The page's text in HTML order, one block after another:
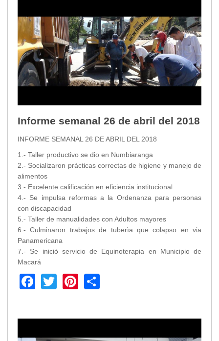
Informe semanal 26 de abril del 2018
INFORME SEMANAL 26 DE ABRIL DEL 2018
1.- Taller productivo se dio en Numbiaranga
2.- Socializaron prácticas correctas de higiene y manejo de
alimentos
3.- Excelente calificación en eficiencia institucional
4.- Se impulsa reformas a la Ordenanza para personas
con discapacidad
5.- Taller de manualidades con Adultos mayores
6.- Culminaron trabajos de tuberìa que colapso en via
Panamericana
7.- Se inició servicio de Equinoterapia en Municipio de
Macará
Facebook
TwitterPinterest